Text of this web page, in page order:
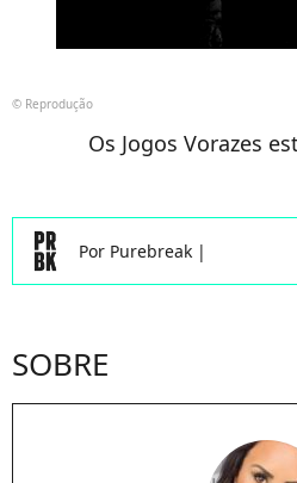
© Reprodução
Os Jogos Vorazes
Por Purebreak |
SOBRE